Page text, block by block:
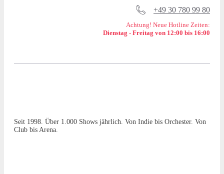
+49 30 780 99 80
Achtung! Neue Hotline Zeiten:
Dienstag - Freitag von 12:00 bis 16:00
Seit 1998. Über 1.000 Shows jährlich. Von Indie bis Orchester. Von
Club bis Arena.